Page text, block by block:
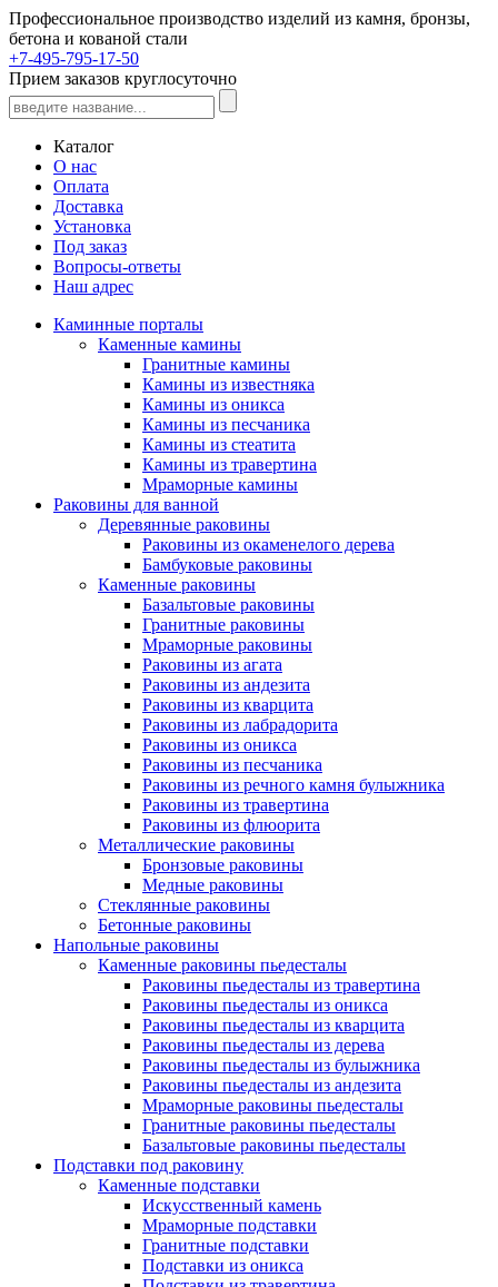
Профессиональное производство изделий из камня, бронзы,
бетона и кованой стали
+7-495-795-17-50
Прием заказов круглосуточно
Каталог
О нас
Оплата
Доставка
Установка
Под заказ
Вопросы-ответы
Наш адрес
Каминные порталы
Каменные камины
Гранитные камины
Камины из известняка
Камины из оникса
Камины из песчаника
Камины из стеатита
Камины из травертина
Мраморные камины
Раковины для ванной
Деревянные раковины
Раковины из окаменелого дерева
Бамбуковые раковины
Каменные раковины
Базальтовые раковины
Гранитные раковины
Мраморные раковины
Раковины из агата
Раковины из андезита
Раковины из кварцита
Раковины из лабрадорита
Раковины из оникса
Раковины из песчаника
Раковины из речного камня булыжника
Раковины из травертина
Раковины из флюорита
Металлические раковины
Бронзовые раковины
Медные раковины
Стеклянные раковины
Бетонные раковины
Напольные раковины
Каменные раковины пьедесталы
Раковины пьедесталы из травертина
Раковины пьедесталы из оникса
Раковины пьедесталы из кварцита
Раковины пьедесталы из дерева
Раковины пьедесталы из булыжника
Раковины пьедесталы из андезита
Мраморные раковины пьедесталы
Гранитные раковины пьедесталы
Базальтовые раковины пьедесталы
Подставки под раковину
Каменные подставки
Искусственный камень
Мраморные подставки
Гранитные подставки
Подставки из оникса